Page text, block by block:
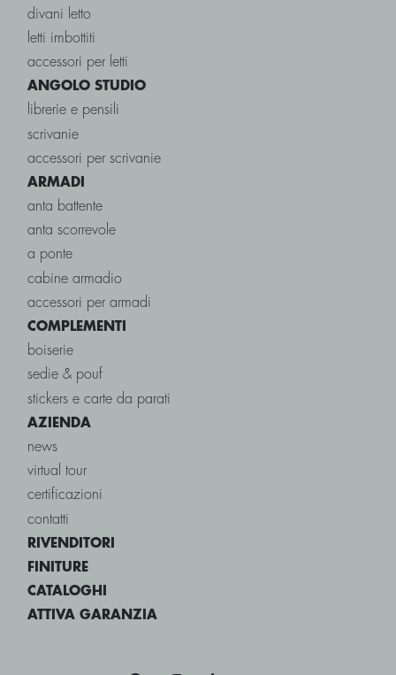
divani letto
letti imbottiti
accessori per letti
ANGOLO STUDIO
librerie e pensili
scrivanie
accessori per scrivanie
ARMADI
anta battente
anta scorrevole
a ponte
cabine armadio
accessori per armadi
COMPLEMENTI
boiserie
sedie & pouf
stickers e carte da parati
AZIENDA
news
virtual tour
certificazioni
contatti
RIVENDITORI
FINITURE
CATALOGHI
ATTIVA GARANZIA